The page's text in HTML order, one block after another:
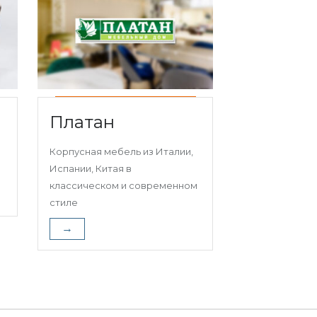
Платан
Корпусная мебель из Италии,
Испании, Китая в
классическом и современном
стиле
→